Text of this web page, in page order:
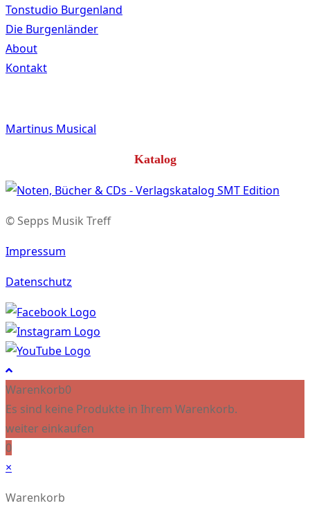
Tonstudio Burgenland
Die Burgenländer
About
Kontakt
Martinus Musical
Katalog
© Sepps Musik Treff
Impressum
Datenschutz
Warenkorb0
Es sind keine Produkte in Ihrem Warenkorb.
weiter einkaufen
0
×
Warenkorb